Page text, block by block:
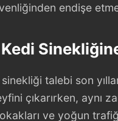
endişe
Kedi
sinekliği talebi son
çıkarırken, aynı
ve yoğun